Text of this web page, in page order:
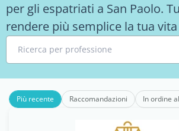
per gli espatriati a San Paolo.
rendere più semplice la tua
Ricerca per professione
Più recente Raccomandazioni In ordine